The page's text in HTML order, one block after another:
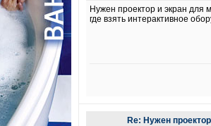
Нужен проектор и экран для
где взять интерактивное
Re: Нужен